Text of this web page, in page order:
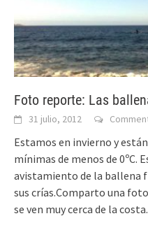
Foto reporte: Las
31 julio, 2012
Estamos en invierno y
mínimas de menos de 0ºC.
avistamiento de la ballena
sus crías.Comparto una
se ven muy cerca de la costa.